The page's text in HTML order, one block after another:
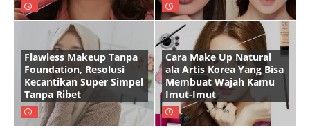
Flawless Makeup Tanpa
Foundation, Resolusi
Kecantikan Super Simpel
Tanpa Ribet
Cara Make Up Natural
ala Artis Korea Yang Bisa
Membuat Wajah Kamu
Imut-Imut